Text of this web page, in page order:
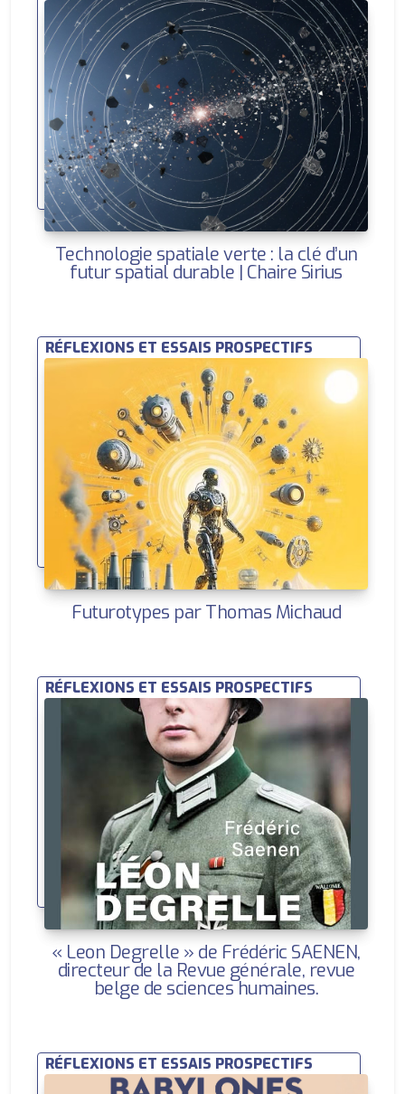
Technologie spatiale verte : la clé d’un
futur spatial durable | Chaire Sirius
RÉFLEXIONS ET ESSAIS PROSPECTIFS
Futurotypes par Thomas Michaud
RÉFLEXIONS ET ESSAIS PROSPECTIFS
« Leon Degrelle » de Frédéric SAENEN,
directeur de la Revue générale, revue
belge de sciences humaines.
RÉFLEXIONS ET ESSAIS PROSPECTIFS